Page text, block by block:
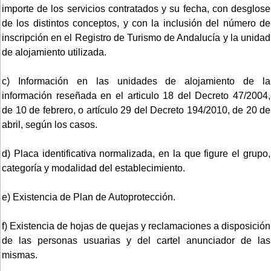
importe de los servicios contratados y su fecha, con desglose
de los distintos conceptos, y con la inclusión del número de
inscripción en el Registro de Turismo de Andalucía y la unidad
de alojamiento utilizada.
c) Información en las unidades de alojamiento de la
información reseñada en el articulo 18 del Decreto 47/2004,
de 10 de febrero, o artículo 29 del Decreto 194/2010, de 20 de
abril, según los casos.
d) Placa identificativa normalizada, en la que figure el grupo,
categoría y modalidad del establecimiento.
e) Existencia de Plan de Autoprotección.
f) Existencia de hojas de quejas y reclamaciones a disposición
de las personas usuarias y del cartel anunciador de las
mismas.